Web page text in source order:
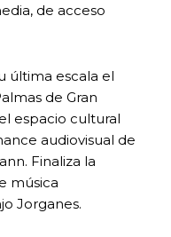
de acceso
última escala el
de Gran
espacio cultural
audiovisual de
Finaliza la
música
Jorganes.